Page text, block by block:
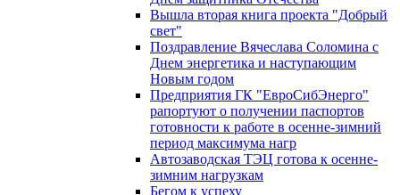
Вышла вторая книга проекта "Добрый
свет"
Поздравление Вячеслава Соломина с
Днем энергетика и наступающим
Новым годом
Предприятия ГК "ЕвроСибЭнерго"
рапортуют о получении паспортов
готовности к работе в осенне-зимний
период максимума нагр
Автозаводская ТЭЦ готова к осенне-
зимним нагрузкам
Бегом к успеху